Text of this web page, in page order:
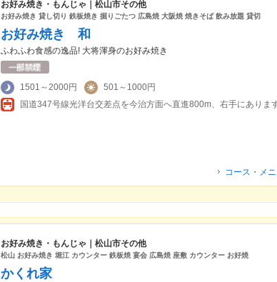
お好み焼き・もんじゃ｜松山市その他
お好み焼き 貸し切り 鉄板焼き 掘りごたつ 広島焼 大阪焼 焼きそば 飲み放題 貸切
お好み焼き 和
ふわふわ食感の逸品! 大将渾身のお好み焼き
1501～2000円
501～1000円
コース・メ
お好み焼き・もんじゃ｜松山市その他
松山 お好み焼き 堀江 カウンター 鉄板焼 宴会 広島焼 座敷 カウンター お好焼
かくれ家